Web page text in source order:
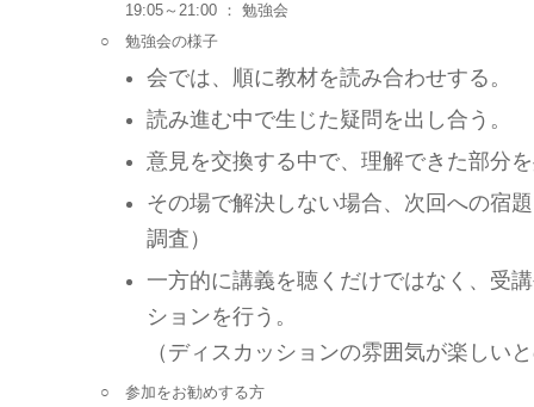
19:05～21:00 ： 勉強会
○
勉強会の様子
会では、順に教材を読み合わせする。
読み進む中で生じた疑問を出し合う。
意見を交換する中で、理解できた部分
その場で解決しない場合、次回への宿
調査）
一方的に講義を聴くだけではなく、受
ションを行う。
（ディスカッションの雰囲気が楽しい
○
参加をお勧めする方